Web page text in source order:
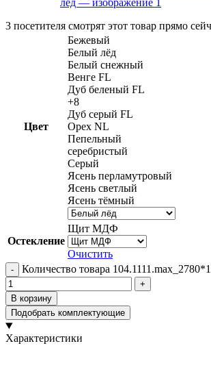
3 посетителя смотрят этот товар прямо
Цвет
Бежевый
Белый лёд
Белый снежный
Венге FL
Дуб беленый FL
+8
Дуб серый FL
Орех NL
Пепельный
серебристый
Серый
Ясень перламутровый
Ясень светлый
Ясень тёмный
Остекление
Щит МДФ
Очистить
Количество товара
В корзину
Подобрать комплектующие
Характеристики